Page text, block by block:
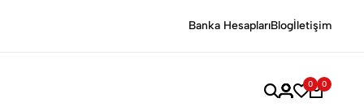
Sevdiklerinizi Şaşırtacak Özel Hediyelerle Anılara Değer Katın!
Banka HesaplarıBlogİletişim
0 0